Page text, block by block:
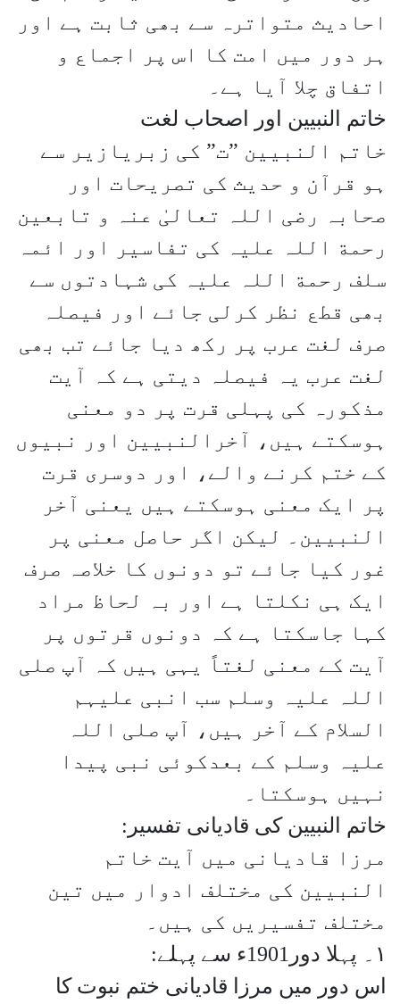
احادیث متواترہ سے بھی ثابت ہے اور
ہر دور میں امت کا اس پر اجماع و
اتفاق چلا آیا ہے۔
خاتم النبیین اور اصحاب لغت
خاتم النبیین ”ت” کی زبریازیر سے
ہو قرآن و حدیث کی تصریحات اور
صحابہ رضی اللہ تعالیٰ عنہ و تابعین
رحمة اللہ علیہ کی تفاسیر اور ائمہ
سلف رحمة اللہ علیہ کی شہادتوں سے
بھی قطع نظر کرلی جائے اور فیصلہ
صرف لغت عرب پر رکھ دیا جائے تب بھی
لغت عرب یہ فیصلہ دیتی ہے کہ آیت
مذکورہ کی پہلی قرت پر دو معنی
ہوسکتے ہیں، آخرالنبیین اور نبیوں
کے ختم کرنے والے، اور دوسری قرت
پر ایک معنی ہوسکتے ہیں یعنی آخر
النبیین۔ لیکن اگر حاصل معنی پر
غور کیا جائے تو دونوں کا خلاصہ صرف
ایک ہی نکلتا ہے اور بہ لحاظ مراد
کہا جاسکتا ہے کہ دونوں قرتوں پر
آیت کے معنی لغتاً یہی ہیں کہ آپ صلی
اللہ علیہ وسلم سب انبی علیہم
السلام کے آخر ہیں، آپ صلی اللہ
علیہ وسلم کے بعدکوئی نبی پیدا
نہیں ہوسکتا۔
خاتم النبیین کی قادیانی تفسیر:
مرزا قادیانی میں آیت خاتم
النبیین کی مختلف ادوار میں تین
مختلف تفسیریں کی ہیں۔
١۔ پہلا دور1901ء سے پہلے:
اس دور میں مرزا قادیانی ختم نبوت کا